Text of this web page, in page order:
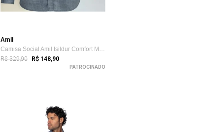
Amil
Camisa Social Amil Isildur Comfort Misto...
R$ 329,90 R$ 148,90
PATROCINADO